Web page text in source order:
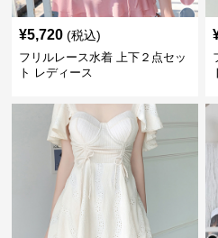
¥5,720 (税込)
フリルレース水着 上下２点セッ
ト レディース